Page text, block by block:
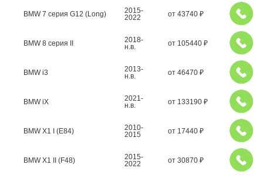
BMW 7 серия G12 (Long)
2015-
2022
от 43740 ₽
BMW 8 серия II
2018-
н.в.
от 105440 ₽
BMW i3
2013-
н.в.
от 46470 ₽
BMW iX
2021-
н.в.
от 133190 ₽
BMW X1 I (E84)
2010-
2015
от 17440 ₽
BMW X1 II (F48)
2015-
2022
от 30870 ₽